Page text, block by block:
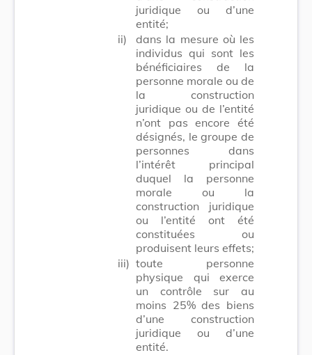
juridique ou d’une
entité;
ii)
dans la mesure où les
individus qui sont les
bénéficiaires de la
personne morale ou de
la construction
juridique ou de l’entité
n’ont pas encore été
désignés, le groupe de
personnes dans
l’intérêt principal
duquel la personne
morale ou la
construction juridique
ou l’entité ont été
constituées ou
produisent leurs effets;
iii) toute personne
physique qui exerce
un contrôle sur au
moins 25% des biens
d’une construction
juridique ou d’une
entité.